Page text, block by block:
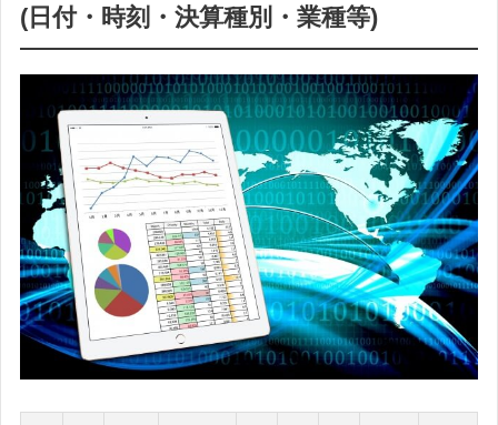
(日付・時刻・決算種別・業種等)